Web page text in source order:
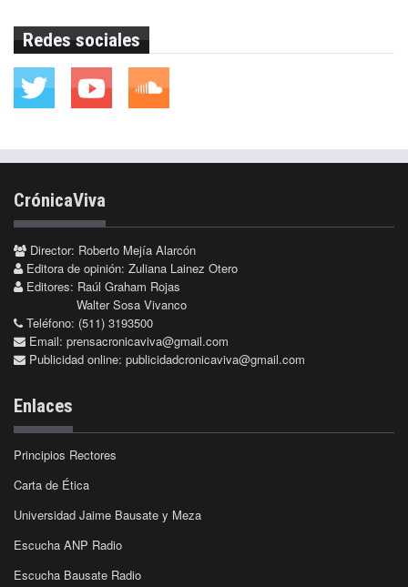
Redes sociales
CrónicaViva
Director: Roberto Mejía Alarcón
Editora de opinión: Zuliana Lainez Otero
Editores: Raúl Graham Rojas
Walter Sosa Vivanco
Teléfono: (511) 3193500
Email: prensacronicaviva@gmail.com
Publicidad online: publicidadcronicaviva@gmail.com
Enlaces
Principios Rectores
Carta de Ética
Universidad Jaime Bausate y Meza
Escucha ANP Radio
Escucha Bausate Radio